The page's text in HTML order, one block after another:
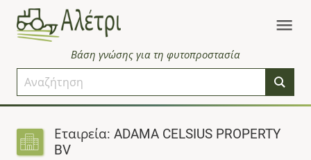
Βάση γνώσης για τη φυτοπροστασία
Εταιρεία: ADAMA CELSIUS PROPERTY
BV